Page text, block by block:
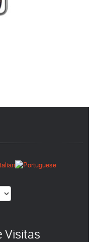
Visitas